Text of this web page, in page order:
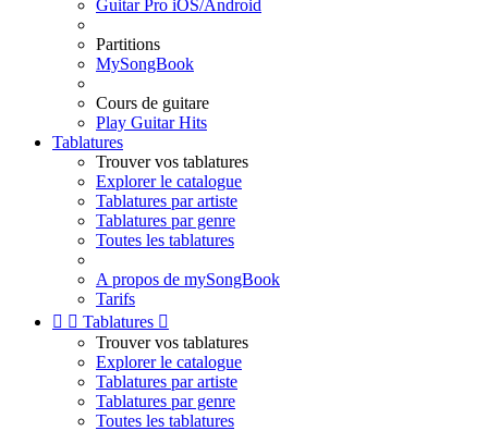
Guitar Pro iOS/Android
Partitions
MySongBook
Cours de guitare
Play Guitar Hits
Tablatures
Trouver vos tablatures
Explorer le catalogue
Tablatures par artiste
Tablatures par genre
Toutes les tablatures
A propos de mySongBook
Tarifs
  Tablatures 
Trouver vos tablatures
Explorer le catalogue
Tablatures par artiste
Tablatures par genre
Toutes les tablatures